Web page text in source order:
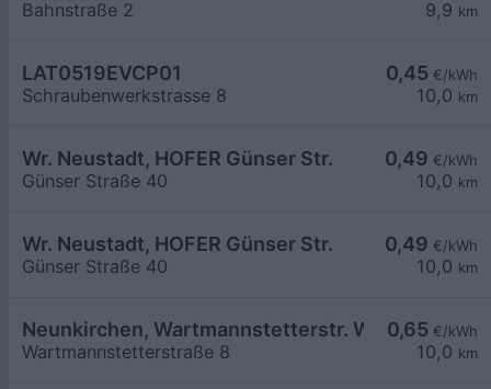
9,9 km
Bahnstraße 2
0,45 €/kWh
10,0 km
LAT0519EVCP01
Schraubenwerkstrasse 8
0,49 €/kWh
10,0 km
Wr. Neustadt, HOFER Günser Str.
Günser Straße 40
0,49 €/kWh
10,0 km
Wr. Neustadt, HOFER Günser Str.
Günser Straße 40
0,65 €/kWh
10,0 km
Neunkirchen, Wartmannstetterstr. Wohnbau
Wartmannstetterstraße 8